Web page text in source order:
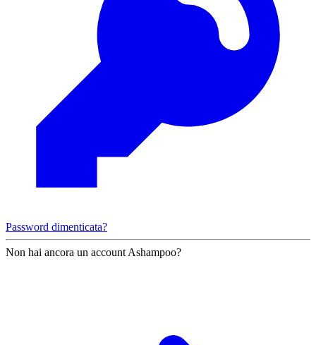
Password dimenticata?
Non hai ancora un account Ashampoo?